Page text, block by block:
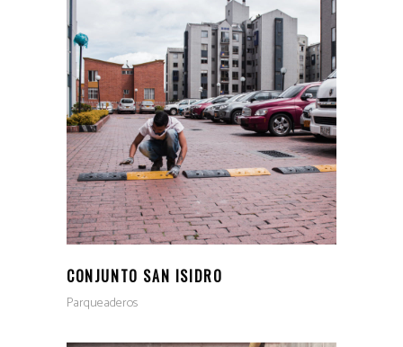
CONJUNTO SAN ISIDRO
Parqueaderos